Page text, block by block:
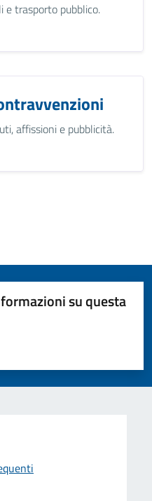
e trasporto pubblico.
affissioni e pubblicità.
su questa
5